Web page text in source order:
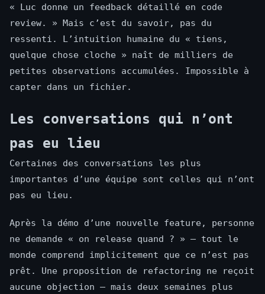
« Luc donne un feedback détaillé en code
review. » Mais c’est du savoir, pas du
ressenti. L’intuition humaine du « tiens,
quelque chose cloche » naît de milliers de
petites observations accumulées. Impossible à
capter dans un fichier.
Les conversations qui n’ont
pas eu lieu
Certaines des conversations les plus
importantes d’une équipe sont celles qui n’ont
pas eu lieu.
Après la démo d’une nouvelle feature, personne
ne demande « on release quand ? » — tout le
monde comprend implicitement que ce n’est pas
prêt. Une proposition de refactoring ne reçoit
aucune objection — mais deux semaines plus